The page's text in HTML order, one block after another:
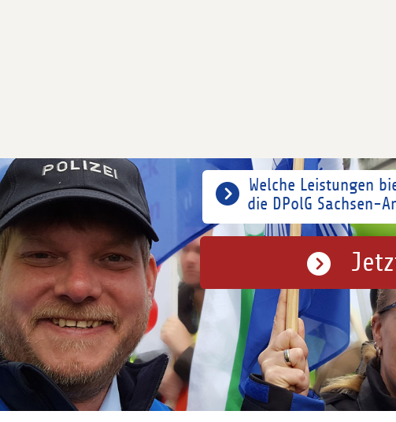
Welche Leistungen
die DPolG Sachsen-